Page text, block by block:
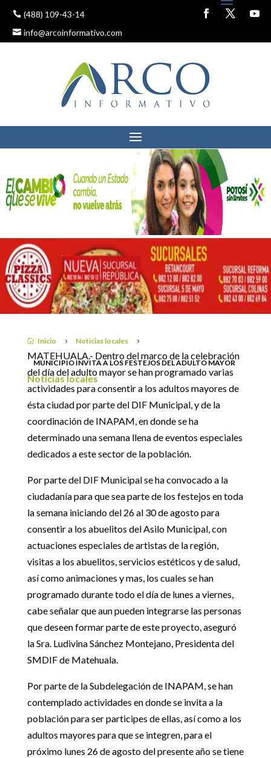
(488) 109-43-14
info@arcoinformativo.com
 Inicio 5 Noticias locales 5
MUNICIPIO INVITA A LOS FESTEJOS DEL ADULTO MAYOR
MUNICIPIO INVITA A LOS
FESTEJOS DEL ADULTO
MAYOR
Noticias locales
25 agosto, 2019
MATEHUALA.- Dentro del marco de la celebración
del día del adulto mayor se han programado varias
actividades para consentir a los adultos mayores de
ésta ciudad por parte del DIF Municipal, y de la
coordinación de INAPAM, en donde se ha
determinado una semana llena de eventos especiales
dedicados a este sector de la población.
Por parte del DIF Municipal se ha convocado a la
ciudadanía para que sea parte de los festejos en toda
la semana iniciando del 26 al 30 de agosto para
consentir a los abuelitos del Asilo Municipal, con
actuaciones especiales de artistas de la región,
visitas a los abuelitos, servicios estéticos y de salud,
así como animaciones y mas, los cuales se han
programado durante todo el día de lunes a viernes,
cabe señalar que aun pueden integrarse las personas
que deseen formar parte de este proyecto, aseguró
la Sra. Ludivina Sánchez Montejano, Presidenta del
SMDIF de Matehuala.
Por parte de la Subdelegación de INAPAM, se han
contemplado actividades en donde se invita a la
población para ser participes de ellas, así como a los
adultos mayores para que se integren, para el
próximo lunes 26 de agosto del presente año se tiene